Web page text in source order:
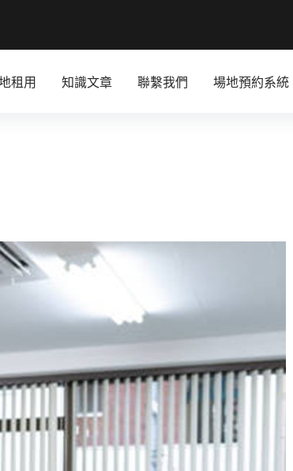
租用 知識文章 聯繫我們 場地預約系統